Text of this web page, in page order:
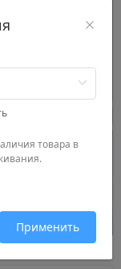
товара в
Применить